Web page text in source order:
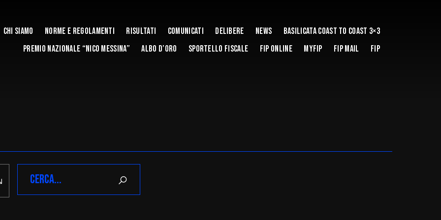
Chi siamo Norme e Regolamenti Risultati Comunicati Delibere News
Basilicata coast to coast 3×3
Premio Nazionale “Nico Messina”
Albo d’Oro Sportello Fiscale Fip Online MYFIP FIP Mail Fip